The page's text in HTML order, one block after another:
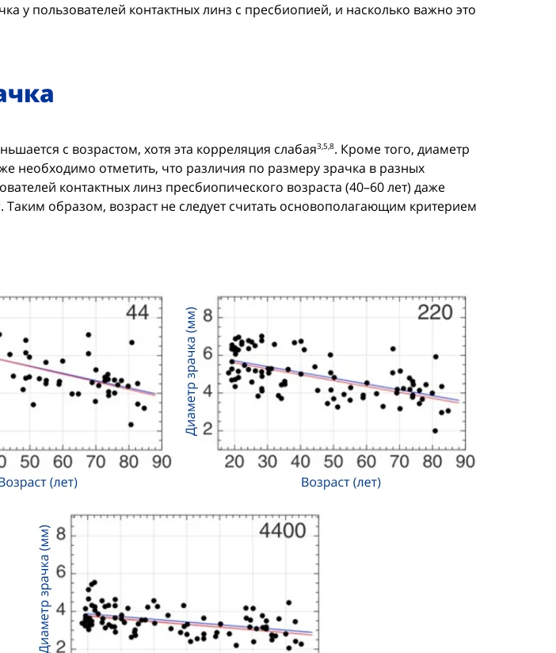
у пользователей контактных линз с пресбиопией, и насколько важно это
с возрастом, хотя эта корреляция слабая3,5,8. Кроме того, диаметр
необходимо отметить, что различия по размеру зрачка в разных
контактных линз пресбиопического возраста (40–60 лет) даже
. Таким образом, возраст не следует считать основополагающим критерием